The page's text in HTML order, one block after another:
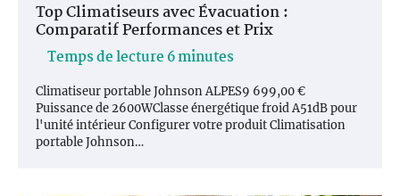
Top Climatiseurs avec Évacuation :
Comparatif Performances et Prix
Climatiseur portable Johnson ALPES9 699,00 €
Puissance de 2600WClasse énergétique froid A51dB pour
l'unité intérieur Configurer votre produit Climatisation
portable Johnson…